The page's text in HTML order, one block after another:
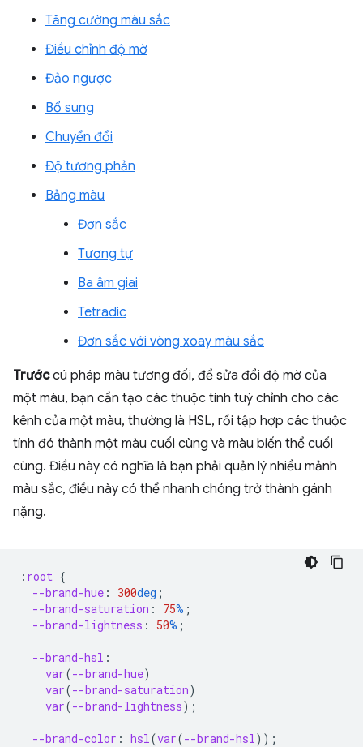
Tăng cường màu sắc
Điều chỉnh độ mờ
Đảo ngược
Bổ sung
Chuyển đổi
Độ tương phản
Bảng màu
Đơn sắc
Tương tự
Ba âm giai
Tetradic
Đơn sắc với vòng xoay màu sắc
Trướccú pháp màu tương đối, để sửa đổi độ mờ của
một màu, bạn cần tạo các thuộc tính tuỳ chỉnh cho các
kênh của một màu, thường là HSL, rồi tập hợp các thuộc
tính đó thành một màu cuối cùng và màu biến thể cuối
cùng. Điều này có nghĩa là bạn phải quản lý nhiều mảnh
màu sắc, điều này có thể nhanh chóng trở thành gánh
nặng.
: root {
--brand-hue : 300deg ;
--brand-saturation : 75% ;
--brand-lightness : 50% ;
--brand-hsl :
var(--brand-hue)
var(--brand-saturation)
var(--brand-lightness);
--brand-color : hsl(var(--brand-hsl));